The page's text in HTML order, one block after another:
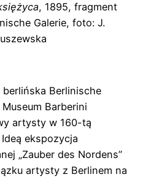
, 1895, fragment
Galerie, foto: J.
Berlinische
Barberini
artysty w 160-tą
ekspozycja
„Zauber des Nordens”
artysty z Berlinem na